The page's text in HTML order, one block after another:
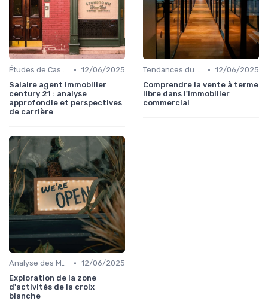
Études de Cas et Exemples de Réussite • 12/06/2025
Salaire agent immobilier
century 21 : analyse
approfondie et perspectives
de carrière
Tendances du Marché Immobilier Commercial • 12/06/2025
Comprendre la vente à terme
libre dans l'immobilier
commercial
Analyse des Marchés Locaux et Globaux • 12/06/2025
Exploration de la zone
d'activités de la croix
blanche